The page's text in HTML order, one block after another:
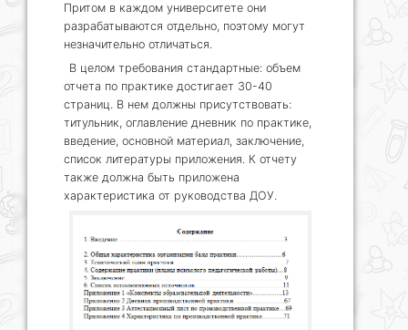
Притом в каждом университете они
разрабатываются отдельно, поэтому могут
незначительно отличаться.
В целом требования стандартные: объем
отчета по практике достигает 30-40
страниц. В нем должны присутствовать:
титульник, оглавление дневник по практике,
введение, основной материал, заключение,
список литературы приложения. К отчету
также должна быть приложена
характеристика от руководства ДОУ.